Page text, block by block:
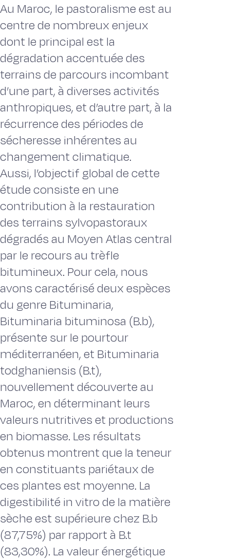
Au Maroc, le pastoralisme est au
centre de nombreux enjeux
dont le principal est la
dégradation accentuée des
terrains de parcours incombant
d’une part, à diverses activités
anthropiques, et d’autre part, à la
récurrence des périodes de
sécheresse inhérentes au
changement climatique.
Aussi, l’objectif global de cette
étude consiste en une
contribution à la restauration
des terrains sylvopastoraux
dégradés au Moyen Atlas central
par le recours au trèfle
bitumineux. Pour cela, nous
avons caractérisé deux espèces
du genre Bituminaria,
Bituminaria bituminosa (B.b),
présente sur le pourtour
méditerranéen, et Bituminaria
todghaniensis (B.t),
nouvellement découverte au
Maroc, en déterminant leurs
valeurs nutritives et productions
en biomasse. Les résultats
obtenus montrent que la teneur
en constituants pariétaux de
ces plantes est moyenne. La
digestibilité in vitro de la matière
sèche est supérieure chez B.b
(87,75%) par rapport à B.t
(83,30%). La valeur énergétique